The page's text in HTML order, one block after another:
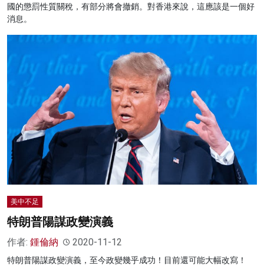
國的懲罰性質關稅，有部分將會撤銷。對香港來說，這應該是一個好
消息。
美中不足
特朗普陽謀政變演義
作者: 鍾倫納 2020-11-12
特朗普陽謀政變演義，至今政變幾乎成功！目前還可能大幅改寫！